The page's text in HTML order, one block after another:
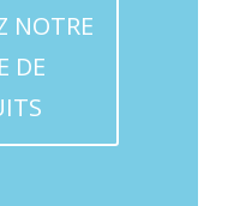
NOTRE
DE